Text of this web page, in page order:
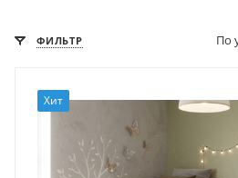
ФИЛЬТР По
Хит